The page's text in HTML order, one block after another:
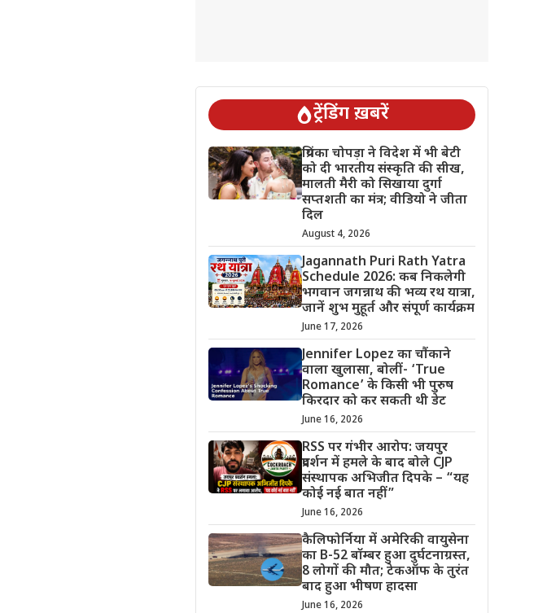
ट्रेंडिंग ख़बरें
प्रियंका चोपड़ा ने विदेश में भी बेटी
को दी भारतीय संस्कृति की सीख,
मालती मैरी को सिखाया दुर्गा
सप्तशती का मंत्र; वीडियो ने जीता
दिल
August 4, 2026
Jagannath Puri Rath Yatra
Schedule 2026: कब निकलेगी
भगवान जगन्नाथ की भव्य रथ यात्रा,
जानें शुभ मुहूर्त और संपूर्ण कार्यक्रम
June 17, 2026
Jennifer Lopez का चौंकाने
वाला खुलासा, बोलीं- ‘True
Romance’ के किसी भी पुरुष
किरदार को कर सकती थी डेट
June 16, 2026
RSS पर गंभीर आरोप: जयपुर
प्रदर्शन में हमले के बाद बोले CJP
संस्थापक अभिजीत दिपके – “यह
कोई नई बात नहीं”
June 16, 2026
कैलिफोर्निया में अमेरिकी वायुसेना
का B-52 बॉम्बर हुआ दुर्घटनाग्रस्त,
8 लोगों की मौत; टेकऑफ के तुरंत
बाद हुआ भीषण हादसा
June 16, 2026